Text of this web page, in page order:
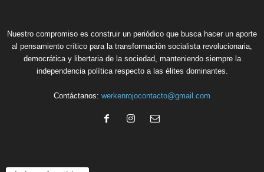
Nuestro compromiso es construir un periódico que busca hacer un aporte
al pensamiento crítico para la transformación socialista revolucionaria,
democrática y libertaria de la sociedad, manteniendo siempre la
independencia política respecto a las élites dominantes.
Contáctanos: werkenrojocontacto@gmail.com